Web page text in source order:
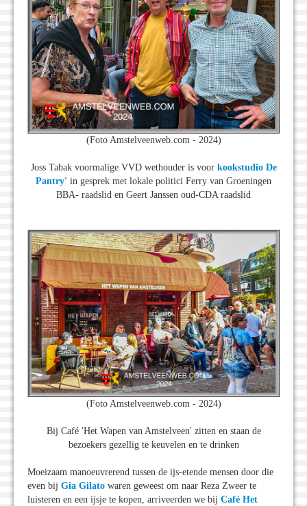
(Foto Amstelveenweb.com - 2024)
Joss Tabak voormalige VVD wethouder is voor kookstudio De
Pantry' in gesprek met lokale politici Ferry van Groeningen
BBA- raadslid en Geert Janssen oud-CDA raadslid
(Foto Amstelveenweb.com - 2024)
Bij Café 'Het Wapen van Amstelveen' zitten en staan de
bezoekers gezellig te keuvelen en te drinken
Moeizaam manoeuvrerend tussen de ijs-etende mensen door die
even bij Gia Gilato waren geweest om naar Reza Zweer te
luisteren en een ijsje te kopen, arriveerden we bij Café Het